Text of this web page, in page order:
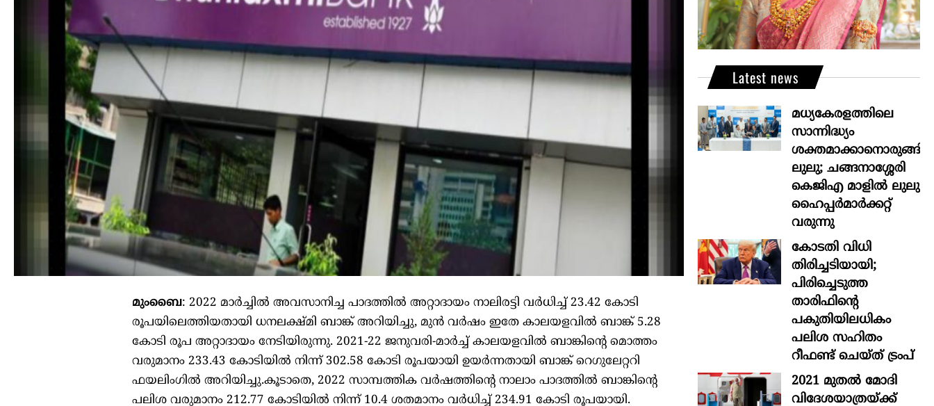
മുംബൈ: 2022 മാർച്ചിൽ അവസാനിച്ച പാദത്തിൽ അറ്റാദായം നാലിരട്ടി വർധിച്ച് 23.42 കോടി
രൂപയിലെത്തിയതായി ധനലക്ഷ്മി ബാങ്ക് അറിയിച്ചു, മുൻ വർഷം ഇതേ കാലയളവിൽ ബാങ്ക് 5.28
കോടി രൂപ അറ്റാദായം നേടിയിരുന്നു. 2021-22 ജനുവരി-മാർച്ച് കാലയളവിൽ ബാങ്കിന്റെ മൊത്തം
വരുമാനം 233.43 കോടിയിൽ നിന്ന് 302.58 കോടി രൂപയായി ഉയർന്നതായി ബാങ്ക് റെഗുലേറ്ററി
ഫയലിംഗിൽ അറിയിച്ചു.കൂടാതെ, 2022 സാമ്പത്തിക വർഷത്തിന്റെ നാലാം പാദത്തിൽ ബാങ്കിന്റെ
പലിശ വരുമാനം 212.77 കോടിയിൽ നിന്ന് 10.4 ശതമാനം വർധിച്ച് 234.91 കോടി രൂപയായി.
Latest news
മധ്യകേരളത്തിലെ
സാന്നിദ്ധ്യം
ശക്തമാക്കാനൊരുങ്ങി
ലുലു; ചങ്ങനാശ്ശേരി
കെജിഎ മാളിൽ ലുലു
ഹൈപ്പർമാർക്കറ്റ്
വരുന്നു
കോടതി വിധി
തിരിച്ചടിയായി;
പിരിച്ചെടുത്ത
താരിഫിന്‍റെ
പകുതിയിലധികം
പലിശ സഹിതം
റീഫണ്ട് ചെയ്ത് ട്രംപ്
2021 മുതൽ മോദി
വിദേശയാത്രയ്ക്ക്